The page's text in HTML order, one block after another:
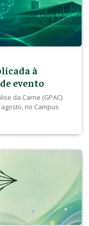
à
evento
da Carne (GPAC)
no Campus